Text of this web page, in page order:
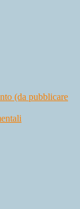
(da pubblicare